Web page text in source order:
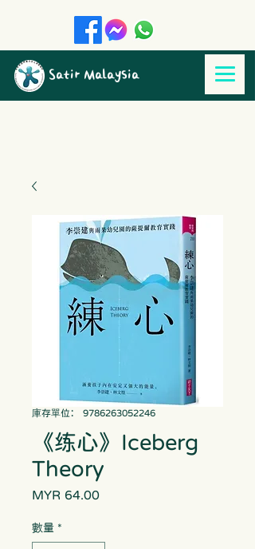
Satir Malaysia
庫存單位： 9786263052246
《练心》Iceberg
Theory
MYR 64.00價
數量 *